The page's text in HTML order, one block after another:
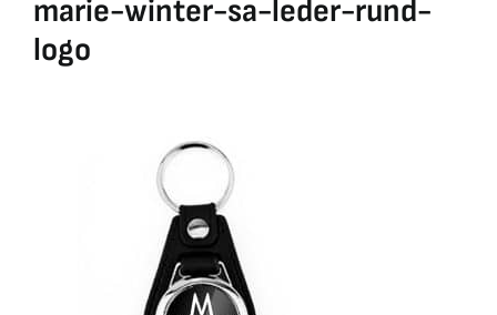
Geschenk-Gutscheine
marie-winter-sa-leder-rund-
logo